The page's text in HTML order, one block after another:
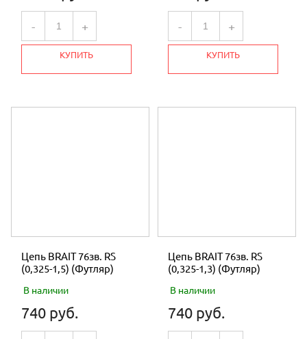
- +
КУПИТЬ
- +
КУПИТЬ
Цепь BRAIT 76зв. RS
(0,325-1,5) (Футляр)
В наличии
740 руб.
Цепь BRAIT 76зв. RS
(0,325-1,3) (Футляр)
В наличии
740 руб.